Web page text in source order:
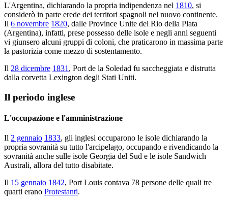
L'Argentina, dichiarando la propria indipendenza nel 1810, si
considerò in parte erede dei territori spagnoli nel nuovo continente.
Il 6 novembre 1820, dalle Province Unite del Rio della Plata
(Argentina), infatti, prese possesso delle isole e negli anni seguenti
vi giunsero alcuni gruppi di coloni, che praticarono in massima parte
la pastorizia come mezzo di sostentamento.
Il 28 dicembre 1831 , Port de la Soledad fu saccheggiata e distrutta
dalla corvetta Lexington degli Stati Uniti.
Il periodo inglese
L'occupazione e l'amministrazione
Il 2 gennaio 1833, gli inglesi occuparono le isole dichiarando la
propria sovranità su tutto l'arcipelago, occupando e rivendicando la
sovranità anche sulle isole Georgia del Sud e le isole Sandwich
Australi, allora del tutto disabitate.
Il 15 gennaio 1842, Port Louis contava 78 persone delle quali tre
quarti erano Protestanti.